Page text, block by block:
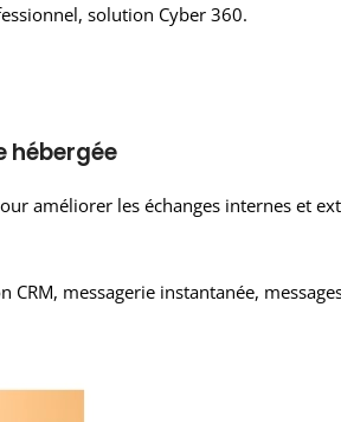
solution Cyber 360.
hébergée
améliorer les échanges internes et
messagerie instantanée,